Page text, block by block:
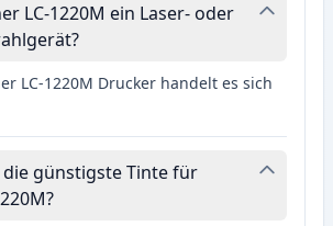
LC-1220M ein Laser- oder
LC-1220M Drucker handelt es sich
günstigste Tinte für